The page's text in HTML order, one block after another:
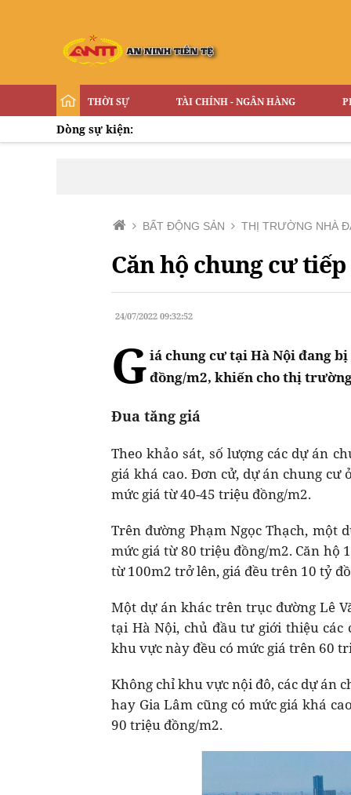
THỜI SỰ TÀI CHÍNH - NGÂN HÀNG
Dòng sự kiện:
BẤT ĐỘNG SẢN THỊ TRƯỜNG NHÀ
Căn hộ chung cư
24/07/2022 09:32:52
Giá chung cư tại Hà Nội đang
đồng/m2, khiến cho thị
Đua tăng giá
Theo khảo sát, số lượng các dự án
giá khá cao. Đơn cử, dự án chung
mức giá từ 40-45 triệu đồng/m2.
Trên đường Phạm Ngọc Thạch, một
mức giá từ 80 triệu đồng/m2. Căn hộ
từ 100m2 trở lên, giá đều trên 10 tỷ
Một dự án khác trên trục đường Lê
tại Hà Nội, chủ đầu tư giới thiệu các
khu vực này đều có mức giá trên 60
Không chỉ khu vực nội đô, các dự án
hay Gia Lâm cũng có mức giá khá
90 triệu đồng/m2.